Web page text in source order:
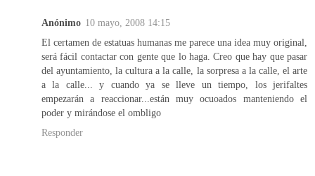
Anónimo 10 mayo, 2008 14:15
El certamen de estatuas humanas me parece una idea muy original,
será fácil contactar con gente que lo haga. Creo que hay que pasar
del ayuntamiento, la cultura a la calle, la sorpresa a la calle, el arte
a la calle... y cuando ya se lleve un tiempo, los jerifaltes
empezarán a reaccionar...están muy ocuoados manteniendo el
poder y mirándose el ombligo
Responder